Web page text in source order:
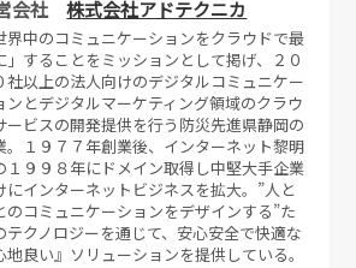
会社株式会社アドテクニカ
界中のコミュニケーションをクラウドで最
」することをミッションとして掲げ、２０
社以上の法人向けのデジタルコミュニケー
ンとデジタルマーケティング領域のクラウ
ービスの開発提供を行う防災先進県静岡の
。１９７７年創業後、インターネット黎明
１９９８年にドメイン取得し中堅大手企業
にインターネットビジネスを拡大。”人と
のコミュニケーションをデザインする”た
テクノロジーを通じて、安心安全で快適な
地良い』ソリューションを提供している。